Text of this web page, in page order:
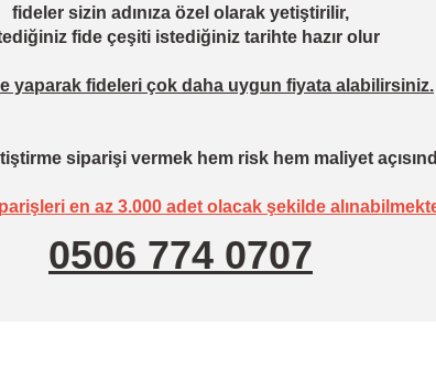
fideler sizin adınıza özel olarak yetiştirilir,
fide çeşiti istediğiniz tarihte hazır olur
yaparak fideleri çok daha uygun fiyata alabilirsiniz.
siparişi vermek hem risk hem maliyet
en az 3.000 adet olacak şekilde
0506 774 0707